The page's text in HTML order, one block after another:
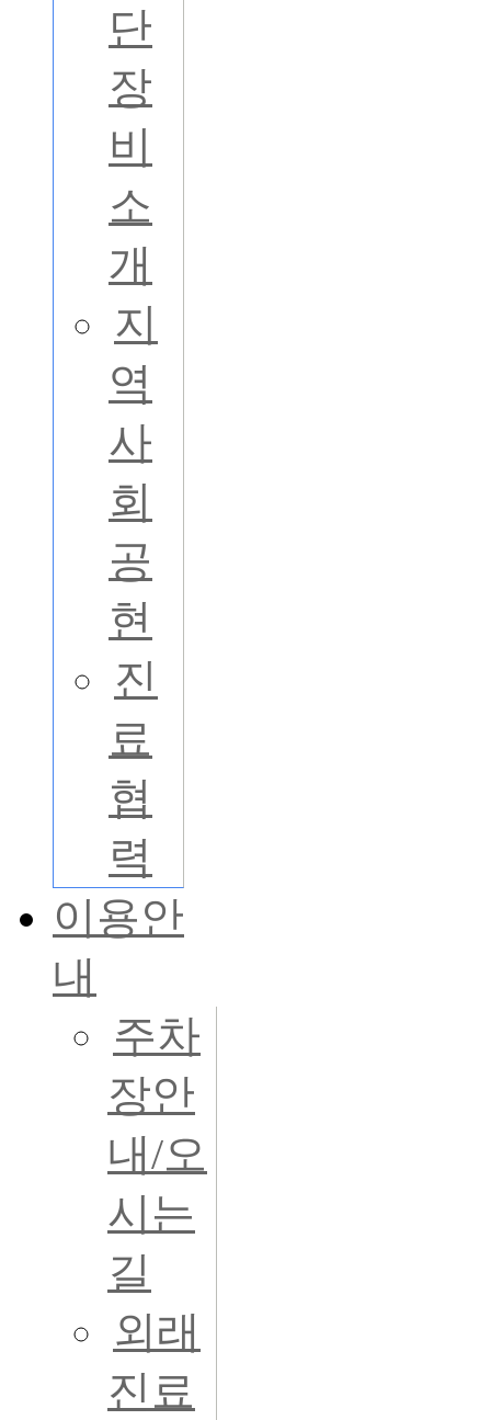
단
장
비
소
개
지
역
사
회
공
현
진
료
협
력
이용안
내
주차
장안
내/오
시는
길
외래
진료